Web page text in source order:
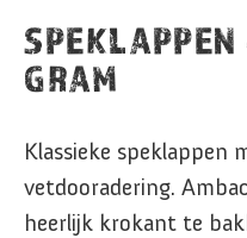
GRAM
Klassieke speklappen
vetdooradering.
heerlijk krokant te